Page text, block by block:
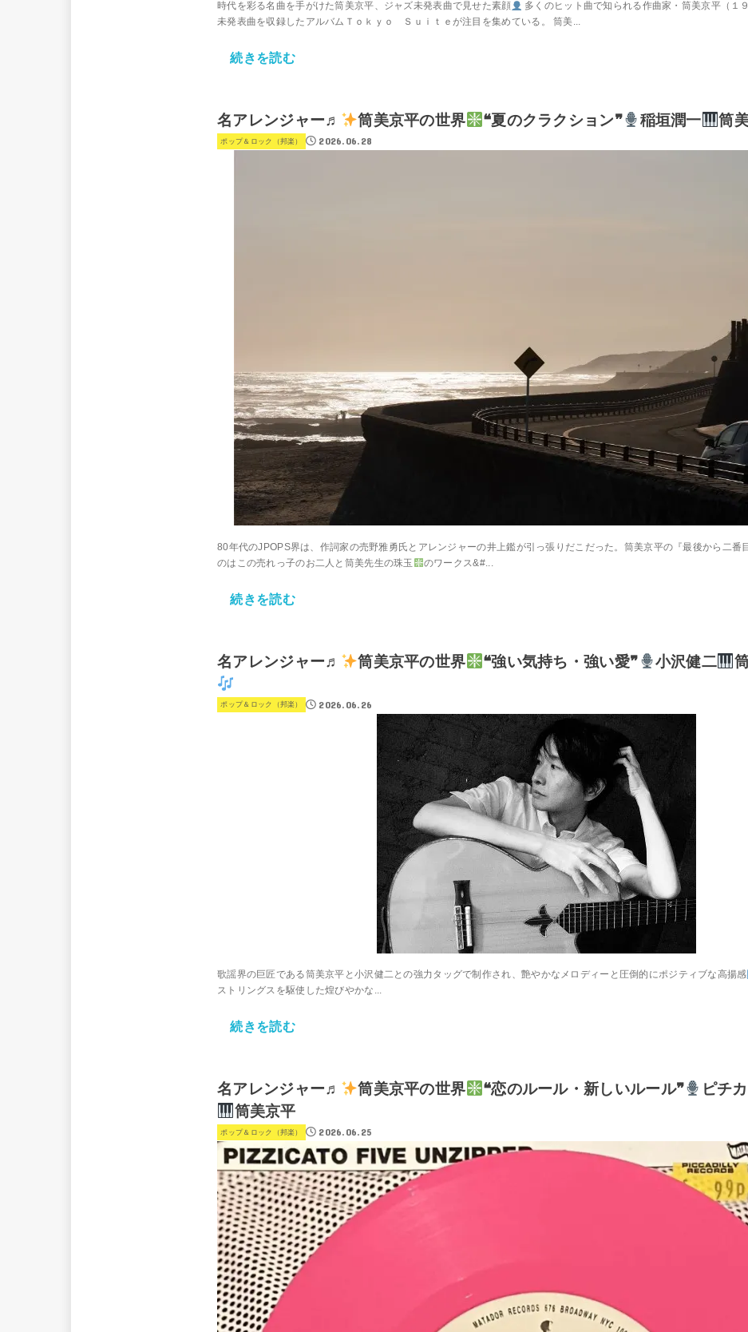
時代を彩る名曲を手がけた筒美京平、ジャズ未発表曲で見せた素顔
多くのヒット曲で知られる作曲家・筒美京平（１
未発表曲を収録したアルバムＴｏｋｙｏ Ｓｕｉｔｅが注目を集めている。 筒美...
続きを読む
名アレンジャー♬ 筒美京平の世界 ❝夏のクラクション❞ 稲垣潤一 筒
ポップ＆ロック（邦楽） 2026.06.28
80年代のJPOPS界は、作詞家の売野雅勇氏とアレンジャーの井上鑑が引っ張りだこだった。筒美京平の『最後から二
のはこの売れっ子のお二人と筒美先生の珠玉
のワークス&#...
続きを読む
名アレンジャー♬ 筒美京平の世界 ❝強い気持ち・強い愛❞ 小沢健二
ポップ＆ロック（邦楽） 2026.06.26
歌謡界の巨匠である筒美京平と小沢健二との強力タッグで制作され、艶やかなメロディーと圧倒的にポジティブな高揚感
ストリングスを駆使した煌びやかな...
続きを読む
名アレンジャー♬ 筒美京平の世界 ❝恋のルール・新しいルール❞
ピチ
筒美京平
ポップ＆ロック（邦楽） 2026.06.25